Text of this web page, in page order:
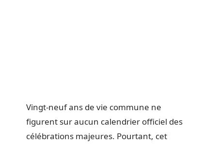
Vingt-neuf ans de vie commune ne
figurent sur aucun calendrier officiel des
célébrations majeures. Pourtant, cet